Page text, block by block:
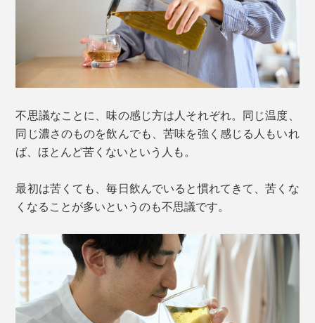
不思議なことに、味の感じ方は人それぞれ。同じ温度、
同じ濃さのものを飲んでも、苦味を強く感じる人もいれ
ば、ほとんど苦くないという人も。
最初は苦くても、毎日飲んでいると慣れてきて、苦くな
くなることが多いというのも不思議です。